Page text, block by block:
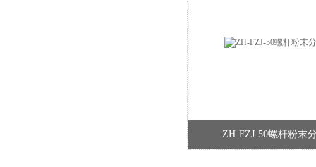
ZH-FZJ-50螺杆粉末